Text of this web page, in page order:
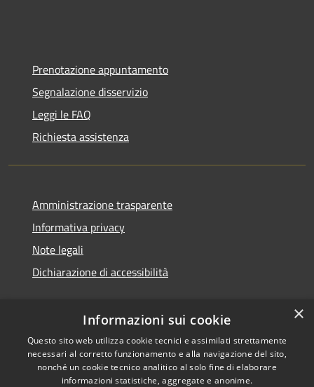
Prenotazione appuntamento
Segnalazione disservizio
Leggi le FAQ
Richiesta assistenza
Amministrazione trasparente
Informativa privacy
Note legali
Dichiarazione di accessibilità
×
Informazioni sui cookie
Questo sito web utilizza cookie tecnici e assimilati strettamente
necessari al corretto funzionamento e alla navigazione del sito,
nonché un cookie tecnico analitico al solo fine di elaborare
informazioni statistiche, aggregate e anonime.